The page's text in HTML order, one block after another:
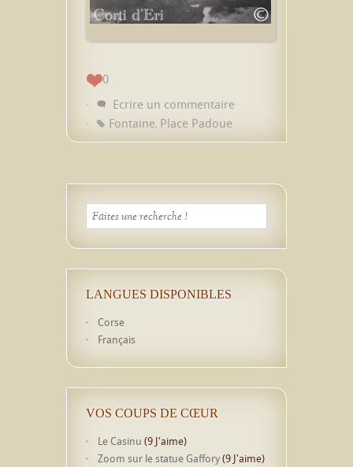
0
Ecrire un commentaire
Fontaine, Place Padoue
LANGUES DISPONIBLES
Corse
Français
VOS COUPS DE CŒUR
Le Casinu (9 J'aime)
Zoom sur le statue Gaffory(9 J'aime)